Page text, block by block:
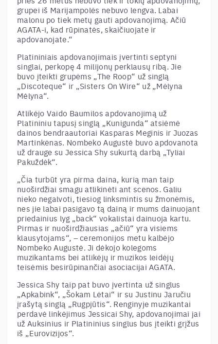
grupei iš Marijampolės nebuvo lengva. Labai
malonu po tiek metų gauti apdovanojimą. Ačiū
AGATA-i, kad rūpinatės, skaičiuojate ir
apdovanojate.“
Platininiais apdovanojimais įvertinti septyni
singlai, perkopę 4 milijonų perklausų ribą. Jie
buvo įteikti grupėms „The Roop“ už singlą
„Discoteque“ ir „Sisters On Wire“ už „Mėlyna
Mėlyna“.
Atlikėjo Vaido Baumilos apdovanojimą už
Platininiu tapusį singlą „Kunigunda“ atsiėmė
dainos bendraautoriai Kasparas Meginis ir Juozas
Martinkėnas. Nombeko Augustė buvo apdovanota
už drauge su Jessica Shy sukurtą darbą „Tyliai
Pakuždėk“.
„Čia turbūt yra pirma daina, kurią man taip
nuoširdžiai smagu atlikinėti ant scenos. Galiu
nieko negalvoti, tiesiog linksmintis su žmonėmis,
nes jie labai pasigavo tą dainą ir mums dainuojant
priedainius lyg „back“ vokalistai dainuoja kartu.
Pirmas ir nuoširdžiausias „ačiū“ yra visiems
klausytojams“, – ceremonijos metu kalbėjo
Nombeko Augustė. Ji dėkojo kolegoms
muzikantams bei atlikėjų ir muzikos leidėjų
teisėmis besirūpinančiai asociacijai AGATA.
Jessica Shy taip pat buvo įvertinta už singlus
„Apkabink“, „Šokam Lėtai“ ir su Justinu Jaručiu
įrašytą singlą „Rugpjūtis“. Renginyje muzikantai
perdavė linkėjimus Jessicai Shy, apdovanojimai jai
už Auksinius ir Platininius singlus bus įteikti grįžus
iš „Eurovizijos“.